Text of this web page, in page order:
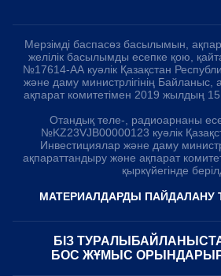
Мерзімді баспасөз басылымын,
желілік басылымды есепке қою,
№17614-АА куәлік Қазақстан
және даму министрлігінің Байланыс,
ақпарат комитетімен 2019 жылдың 15
Отандық теле-, радиоарнаны
№KZ23VJB00000123 куәлік
Инвестициялар және даму
ақпараттандыру және ақпарат
қыркүйегінде
МАТЕРИАЛДАРДЫ ПАЙДАЛАНУ
БІЗ ТУРАЛЫ
БОС ЖҰМЫС ОРЫНДАРЫ